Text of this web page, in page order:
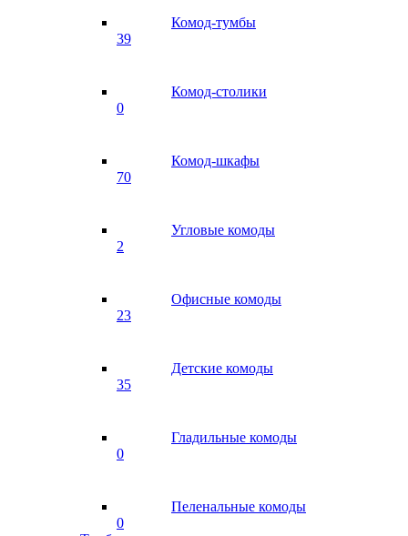
Комод-тумбы
39
Комод-столики
0
Комод-шкафы
70
Угловые комоды
2
Офисные комоды
23
Детские комоды
35
Гладильные комоды
0
Пеленальные комоды
0